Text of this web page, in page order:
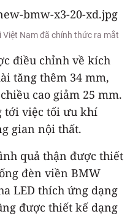
Việt Nam đã chính thức ra mắt
điều chỉnh về kích
tăng thêm 34 mm,
cao giảm 25 mm.
tới việc tối ưu khí
gian nội thất.
quả thận được thiết
đèn viền BMW
LED thích ứng dạng
được thiết kế dạng